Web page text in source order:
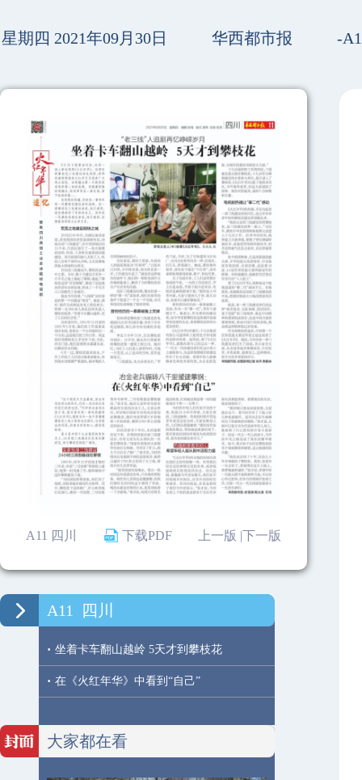
星期四 2021年09月30日 华西都市报 -
A11 四川 下载PDF 下一版
上一版 |
A11 四川
· 坐着卡车翻山越岭 5天才到攀枝花
· 在《火红年华》中看到“自己”
大家都在看